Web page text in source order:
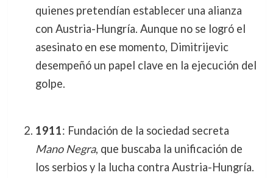
quienes pretendían establecer una alianza
con Austria-Hungría. Aunque no se logró el
asesinato en ese momento, Dimitrijevic
desempeñó un papel clave en la ejecución del
golpe.
1911: Fundación de la sociedad secreta
Mano Negra, que buscaba la unificación de
los serbios y la lucha contra Austria-Hungría.